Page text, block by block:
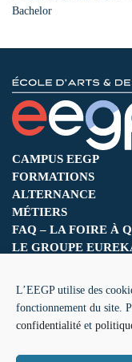
L’EEGP utilise des
fonctionnement du site.
confidentialité et
Bachelor
CAMPUS EEGP
FORMATIONS
ALTERNANCE
MÉTIERS
FAQ – LA FOIRE À
LE GROUPE
Politique de